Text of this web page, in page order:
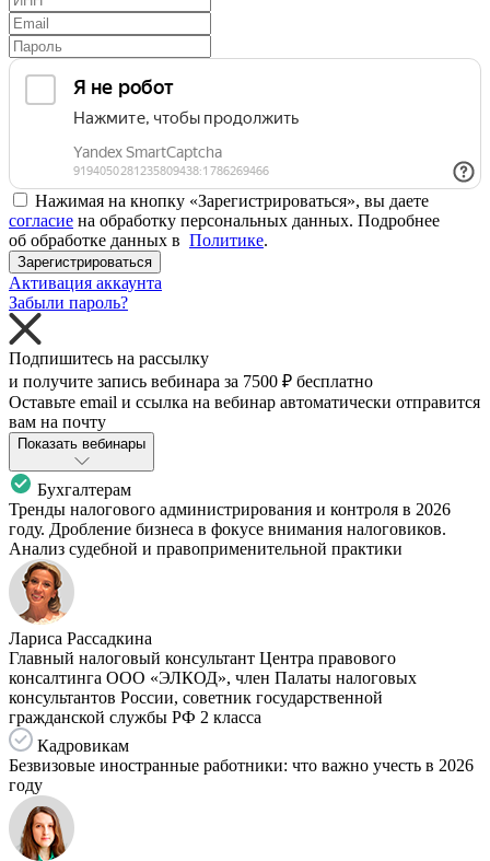
Нажимая на кнопку «Зарегистрироваться», вы даете
согласие на обработку персональных данных. Подробнее
об обработке данных в Политике.
Зарегистрироваться
Активация аккаунта
Забыли пароль?
Подпишитесь на рассылку
и получите запись вебинара за 7500 ₽ бесплатно
Оставьте email и ссылка на вебинар автоматически отправится
вам на почту
Показать вебинары
Бухгалтерам
Тренды налогового администрирования и контроля в 2026
году. Дробление бизнеса в фокусе внимания налоговиков.
Анализ судебной и правоприменительной практики
Лариса Рассадкина
Главный налоговый консультант Центра правового
консалтинга ООО «ЭЛКОД», член Палаты налоговых
консультантов России, советник государственной
гражданской службы РФ 2 класса
Кадровикам
Безвизовые иностранные работники: что важно учесть в 2026
году